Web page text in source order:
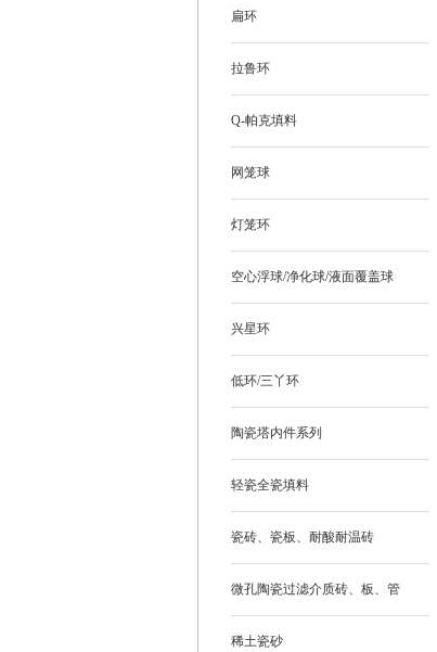
扁环
拉鲁环
Q-帕克填料
网笼球
灯笼环
空心浮球/净化球/液面覆盖球
兴星环
低环/三丫环
陶瓷塔内件系列
轻瓷全瓷填料
瓷砖、瓷板、耐酸耐温砖
微孔陶瓷过滤介质砖、板、管
稀土瓷砂